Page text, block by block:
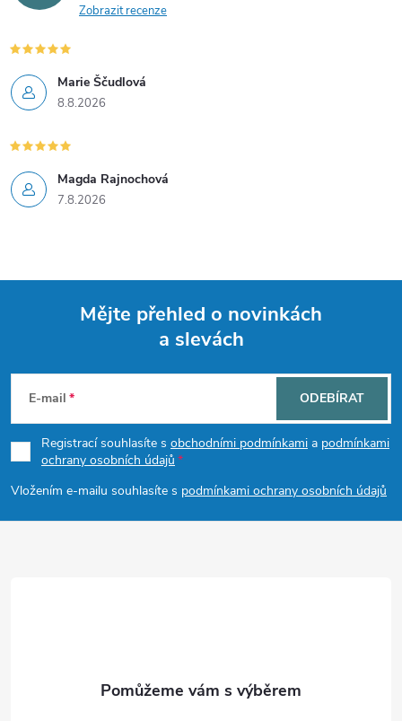
Zobrazit recenze
Marie Ščudlová
8.8.2026
Magda Rajnochová
7.8.2026
p
a
t
Mějte přehled o novinkách
a slevách
E-mail
Registrací souhlasíte s obchodními podmínkami a podmínkami
ochrany osobních údajů
Vložením e-mailu souhlasíte s podmínkami ochrany osobních údajů
ODEBÍRAT